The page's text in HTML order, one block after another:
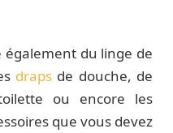
également du linge de
drapsde douche, de
ou encore les
que vous devez